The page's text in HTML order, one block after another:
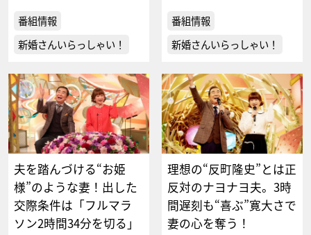
番組情報
新婚さんいらっしゃい！
番組情報
新婚さんいらっしゃい！
夫を踏んづける“お姫
様”のような妻！出した
交際条件は「フルマラ
ソン2時間34分を切る」
理想の“反町隆史”とは正
反対のナヨナヨ夫。3時
間遅刻も“喜ぶ”寛大さで
妻の心を奪う！